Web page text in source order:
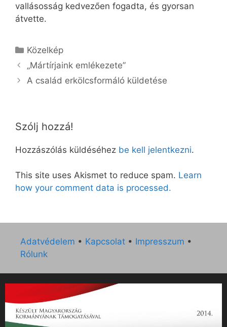
vallásosság kedvezően fogadta, és gyorsan
átvette.
Kategória
Közelkép
„Mártírjaink emlékezete”
A család erkölcsformáló küldetése
Szólj hozzá!
Hozzászólás küldéséhez be kell jelentkezni.
This site uses Akismet to reduce spam. Learn
how your comment data is processed.
Adatvédelem • Kapcsolat • Impresszum •
Rólunk